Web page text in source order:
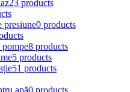
23 products
presiune0 products
8 products
5 products
51 products
apă0 products